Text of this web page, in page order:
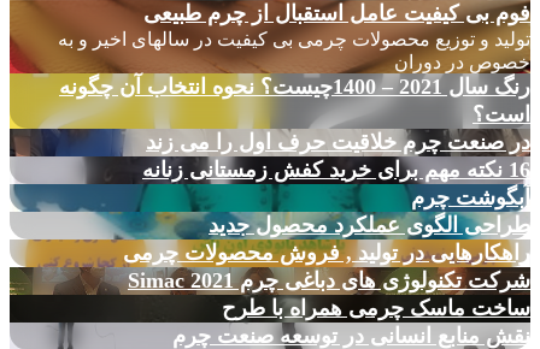
فوم بی کیفیت عامل استقبال از چرم طبیعی
تولید و توزیع محصولات چرمی بی کیفیت در سالهای اخیر و به
خصوص در دوران
رنگ سال 2021 – 1400چیست؟ نحوه انتخاب آن چگونه
است؟
در صنعت چرم خلاقیت حرف اول را می زند
16 نکته مهم برای خرید کفش زمستانی زنانه
آبگوشت چرم
طراحی الگوی عملکرد محصول جدید
راهکارهایی در تولید , فروش محصولات چرمی
شرکت تکنولوژی های دباغی چرم Simac 2021
ساخت ماسک چرمی همراه با طرح
نقش منابع انسانی در توسعه صنعت چرم